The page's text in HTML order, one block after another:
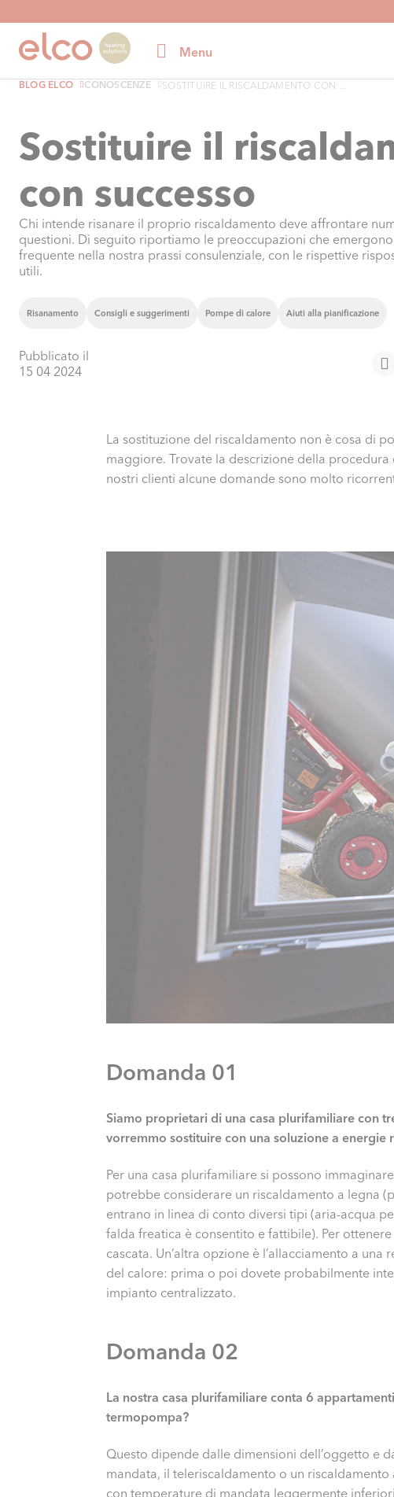
Menu
BLOG ELCO CONOSCENZE SOSTITUIRE IL RISCALDAMENTO CON ...
Sostituire il
con successo
Chi intende risanare il proprio riscaldamento deve affrontare
questioni. Di seguito riportiamo le preoccupazioni che
frequente nella nostra prassi consulenziale, con le rispettive
utili.
Risanamento Consigli e suggerimenti Pompe di calore Aiuti alla pianificazione
Pubblicato il
15 04 2024
La sostituzione del riscaldamento non è cosa di
maggiore. Trovate la descrizione della
nostri clienti alcune domande sono molto
Domanda 01
Siamo proprietari di una casa plurifamiliare con
vorremmo sostituire con una soluzione a
Per una casa plurifamiliare si possono
potrebbe considerare un riscaldamento a legna
entrano in linea di conto diversi tipi (aria-acqua
falda freatica è consentito e fattibile). Per
cascata. Un’altra opzione è l’allacciamento a
del calore: prima o poi dovete probabilmente
impianto centralizzato.
Domanda 02
La nostra casa plurifamiliare conta 6
termopompa?
Questo dipende dalle dimensioni dell’oggetto e
mandata, il teleriscaldamento o un
con temperature di mandata leggermente